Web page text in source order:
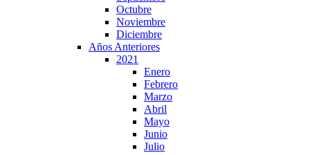
Octubre
Noviembre
Diciembre
Años Anteriores
2021
Enero
Febrero
Marzo
Abril
Mayo
Junio
Julio